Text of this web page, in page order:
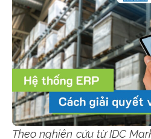
Theo nghiên cứu từ IDC